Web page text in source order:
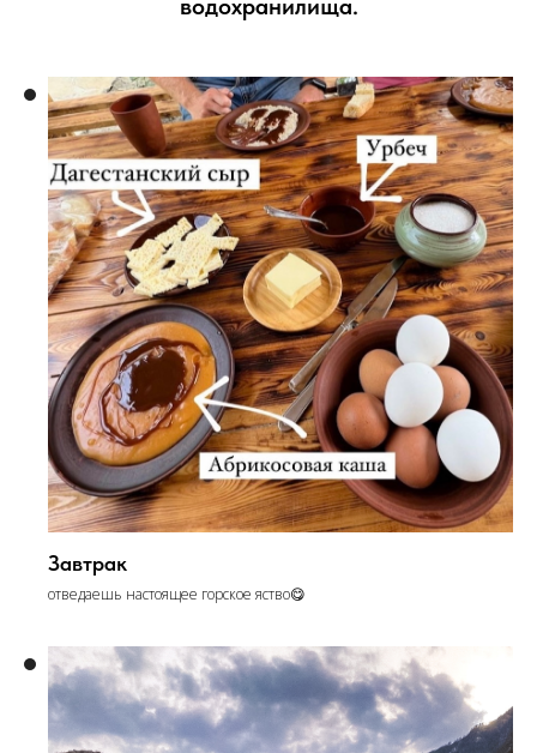
водохранилища.
Завтрак
отведаешь настоящее горское яство😋